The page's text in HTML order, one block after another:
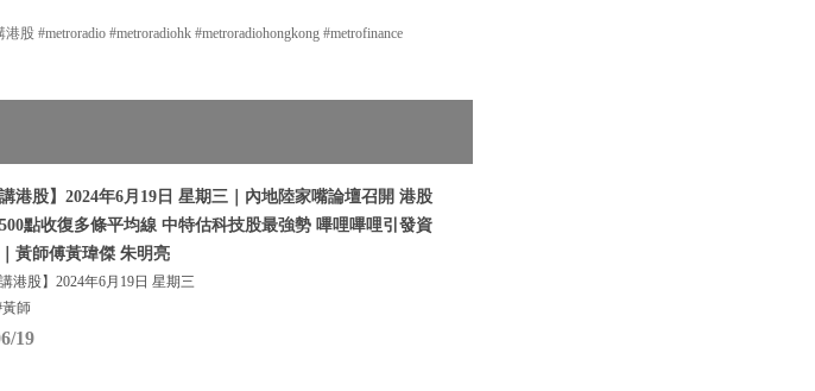
#metroradio #metroradiohk #metroradiohongkong #metrofinance
講港股】2024年6月19日 星期三｜內地陸家嘴論壇召開 港股
點收復多條平均線 中特估科技股最強勢 嗶哩嗶哩引發資
黃師傅黃瑋傑 朱明亮
講港股】2024年6月19日 星期三
黃師
19